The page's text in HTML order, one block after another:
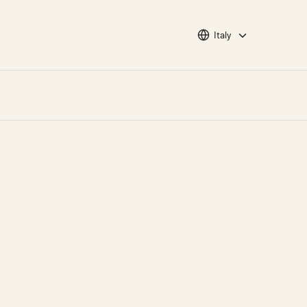
Choose languge
Italy